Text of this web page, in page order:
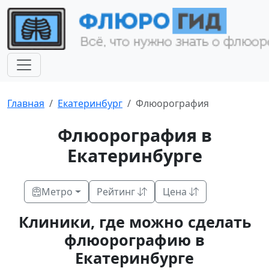
Главная Екатеринбург Флюорография
Флюорография в
Екатеринбурге
Метро Рейтинг Цена
Клиники, где можно сделать
флюорографию в
Екатеринбурге